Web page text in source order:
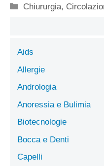
Categorie
Chiururgia,
Aids
Allergie
Andrologia
Anoressia e Bulimia
Biotecnologie
Bocca e Denti
Capelli